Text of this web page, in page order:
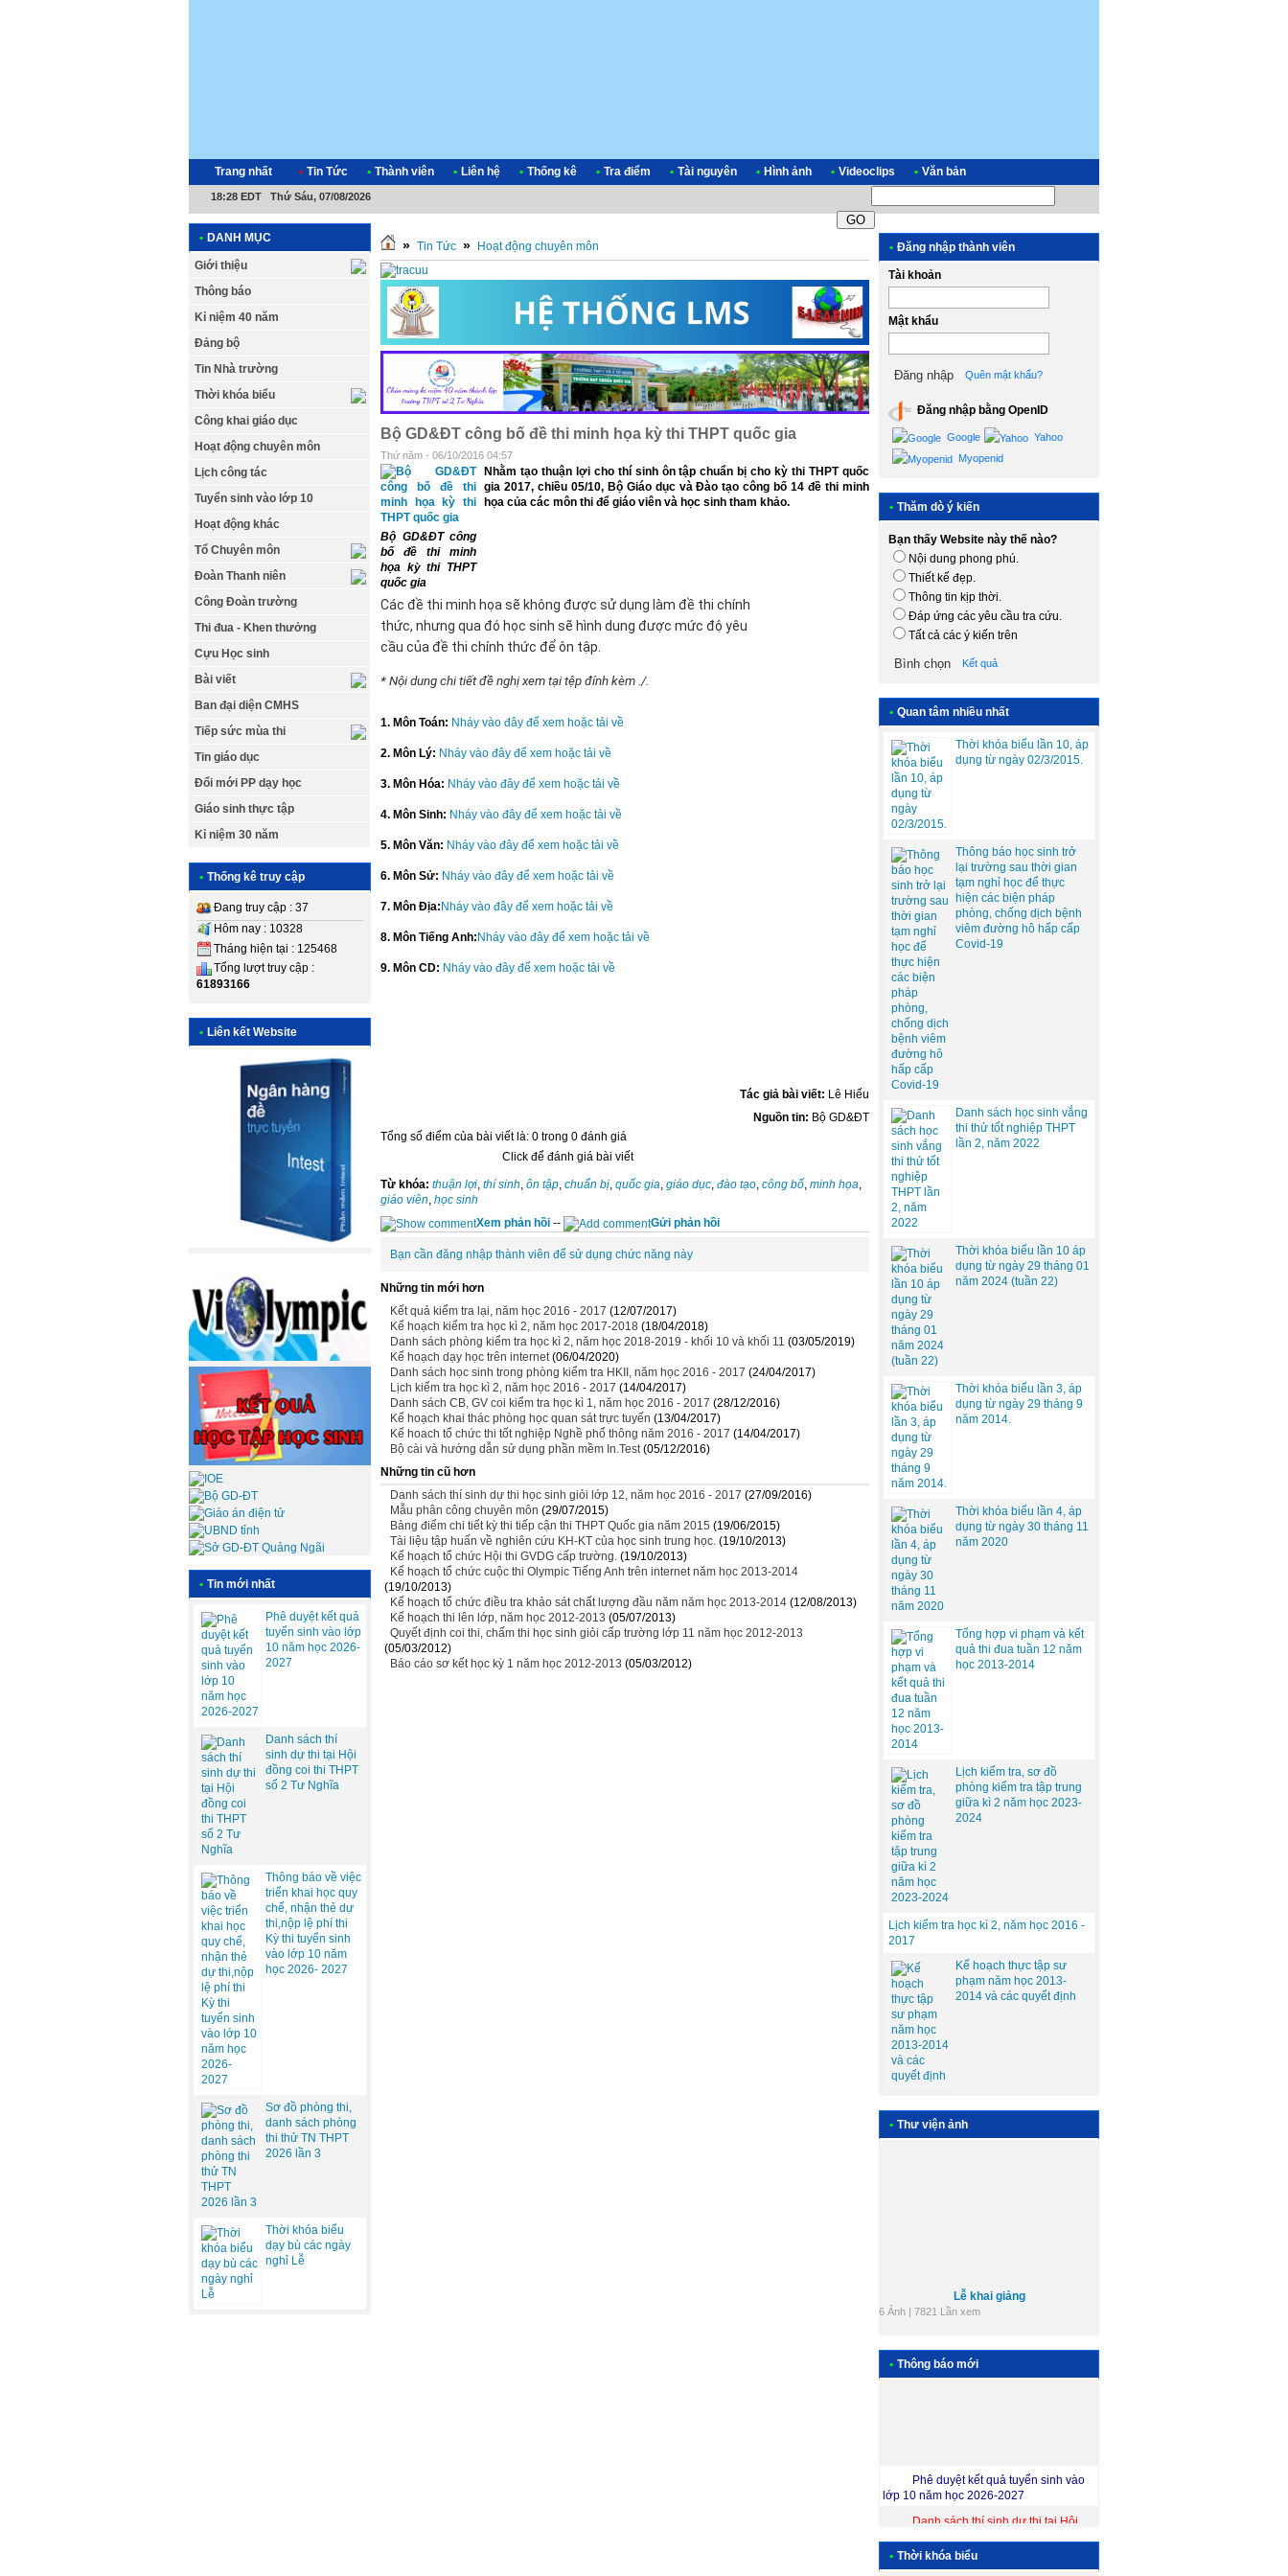
Trang nhất • Tin Tức • Thành viên • Liên hệ • Thống kê • Tra điểm • Tài nguyên • Hình ảnh • Videoclips • Văn bản
18:28 EDT Thứ Sáu, 07/08/2026
• DANH MỤC
Giới thiệu
Thông báo
Kỉ niệm 40 năm
Đảng bộ
Tin Nhà trường
Thời khóa biểu
Công khai giáo dục
Hoạt động chuyên môn
Lịch công tác
Tuyển sinh vào lớp 10
Hoạt động khác
Tổ Chuyên môn
Đoàn Thanh niên
Công Đoàn trường
Thi đua - Khen thưởng
Cựu Học sinh
Bài viết
Ban đại diện CMHS
Tiếp sức mùa thi
Tin giáo dục
Đổi mới PP dạy học
Giáo sinh thực tập
Kỉ niệm 30 năm
• Thống kê truy cập
Đang truy cập : 37
Hôm nay : 10328
Tháng hiện tại : 125468
Tổng lượt truy cập :
61893166
• Liên kết Website
• Tin mới nhất
Phê duyệt kết quả
tuyển sinh vào lớp
10 năm học 2026-
2027
Danh sách thí
sinh dự thi tại Hội
đồng coi thi THPT
số 2 Tư Nghĩa
Thông báo về việc
triển khai học quy
chế, nhận thẻ dự
thi,nộp lệ phí thi
Kỳ thi tuyển sinh
vào lớp 10 năm
học 2026- 2027
Sơ đồ phòng thi,
danh sách phòng
thi thử TN THPT
2026 lần 3
Thời khóa biểu
dạy bù các ngày
nghỉ Lễ
» Tin Tức » Hoạt động chuyên môn
Bộ GD&ĐT công bố đề thi minh họa kỳ thi THPT quốc gia
Thứ năm - 06/10/2016 04:57
Bộ GD&ĐT công
bố đề thi minh
họa kỳ thi THPT
quốc gia
Nhằm tạo thuận lợi cho thí sinh ôn tập chuẩn bị cho kỳ thi THPT quốc
gia 2017, chiều 05/10, Bộ Giáo dục và Đào tạo công bố 14 đề thi minh
họa của các môn thi để giáo viên và học sinh tham khảo.
Các đề thi minh họa sẽ không được sử dụng làm đề thi chính
thức, nhưng qua đó học sinh sẽ hình dung được mức độ yêu
cầu của đề thi chính thức để ôn tập.
* Nội dung chi tiết đề nghị xem tại tệp đính kèm ./.
1. Môn Toán: Nháy vào đây để xem hoặc tải về
2. Môn Lý: Nháy vào đây để xem hoặc tải về
3. Môn Hóa: Nháy vào đây để xem hoặc tải về
4. Môn Sinh: Nháy vào đây để xem hoặc tải về
5. Môn Văn: Nháy vào đây để xem hoặc tải về
6. Môn Sử: Nháy vào đây để xem hoặc tải về
7. Môn Địa: Nháy vào đây để xem hoặc tải về
8. Môn Tiếng Anh: Nháy vào đây để xem hoặc tải về
9. Môn CD: Nháy vào đây để xem hoặc tải về
Tác giả bài viết: Lê Hiếu
Nguồn tin: Bộ GD&ĐT
Tổng số điểm của bài viết là: 0 trong 0 đánh giá
Click để đánh giá bài viết
Từ khóa: thuận lợi, thí sinh, ôn tập, chuẩn bị, quốc gia, giáo dục, đào tạo, công bố, minh họa,
giáo viên, học sinh
Xem phản hồi -- Gửi phản hồi
Bạn cần đăng nhập thành viên để sử dụng chức năng này
Những tin mới hơn
Kết quả kiểm tra lại, năm học 2016 - 2017 (12/07/2017)
Kế hoạch kiểm tra học kì 2, năm học 2017-2018 (18/04/2018)
Danh sách phòng kiểm tra học kì 2, năm học 2018-2019 - khối 10 và khối 11 (03/05/2019)
Kế hoạch dạy học trên internet (06/04/2020)
Danh sách học sinh trong phòng kiểm tra HKII, năm học 2016 - 2017 (24/04/2017)
Lịch kiểm tra học kì 2, năm học 2016 - 2017 (14/04/2017)
Danh sách CB, GV coi kiểm tra học kì 1, năm học 2016 - 2017 (28/12/2016)
Kế hoạch khai thác phòng học quan sát trực tuyến (13/04/2017)
Kế hoach tổ chức thi tốt nghiệp Nghề phổ thông năm 2016 - 2017 (14/04/2017)
Bộ cài và hướng dẫn sử dụng phần mềm In.Test (05/12/2016)
Những tin cũ hơn
Danh sách thí sinh dự thi học sinh giỏi lớp 12, năm học 2016 - 2017 (27/09/2016)
Mẫu phân công chuyên môn (29/07/2015)
Bảng điểm chi tiết kỳ thi tiếp cận thi THPT Quốc gia năm 2015 (19/06/2015)
Tài liệu tập huấn về nghiên cứu KH-KT của học sinh trung học. (19/10/2013)
Kế hoạch tổ chức Hội thi GVDG cấp trường. (19/10/2013)
Kế hoạch tổ chức cuộc thi Olympic Tiếng Anh trên internet năm học 2013-2014
(19/10/2013)
Kế hoạch tổ chức điều tra khảo sát chất lượng đầu năm năm học 2013-2014 (12/08/2013)
Kế hoạch thi lên lớp, năm học 2012-2013 (05/07/2013)
Quyết định coi thi, chấm thi học sinh giỏi cấp trường lớp 11 năm học 2012-2013
(05/03/2012)
Báo cáo sơ kết học kỳ 1 năm học 2012-2013 (05/03/2012)
• Đăng nhập thành viên
Tài khoản
Mật khẩu
Quên mật khẩu?
Đăng nhập bằng OpenID
Google
Yahoo
Myopenid
• Thăm dò ý kiến
Bạn thấy Website này thế nào?
Nội dung phong phú.
Thiết kế đẹp.
Thông tin kịp thời.
Đáp ứng các yêu cầu tra cứu.
Tất cả các ý kiến trên
Kết quả
• Quan tâm nhiều nhất
Thời khóa biểu lần 10, áp
dụng từ ngày 02/3/2015.
Thông báo học sinh trở
lại trường sau thời gian
tạm nghỉ học để thực
hiện các biện pháp
phòng, chống dịch bệnh
viêm đường hô hấp cấp
Covid-19
Danh sách học sinh vắng
thi thử tốt nghiệp THPT
lần 2, năm 2022
Thời khóa biểu lần 10 áp
dụng từ ngày 29 tháng 01
năm 2024 (tuần 22)
Thời khóa biểu lần 3, áp
dụng từ ngày 29 tháng 9
năm 2014.
Thời khóa biểu lần 4, áp
dụng từ ngày 30 tháng 11
năm 2020
Tổng hợp vi phạm và kết
quả thi đua tuần 12 năm
học 2013-2014
Lịch kiểm tra, sơ đồ
phòng kiểm tra tập trung
giữa kì 2 năm học 2023-
2024
Lịch kiểm tra học kì 2, năm học 2016 -
2017
Kế hoạch thực tập sư
phạm năm học 2013-
2014 và các quyết định
• Thư viện ảnh
Lễ khai giảng
6 Ảnh | 7821 Lần xem
9 Ảnh | 9636 Lần xem
+ Xem tất cả
• Thông báo mới
Phê duyệt kết quả tuyển sinh vào
lớp 10 năm học 2026-2027
Danh sách thí sinh dự thi tại Hội
Thông báo về việc triển khai học
quy chế, nhận thẻ dự thi,nộp lệ phí thi Kỳ
• Thời khóa biểu